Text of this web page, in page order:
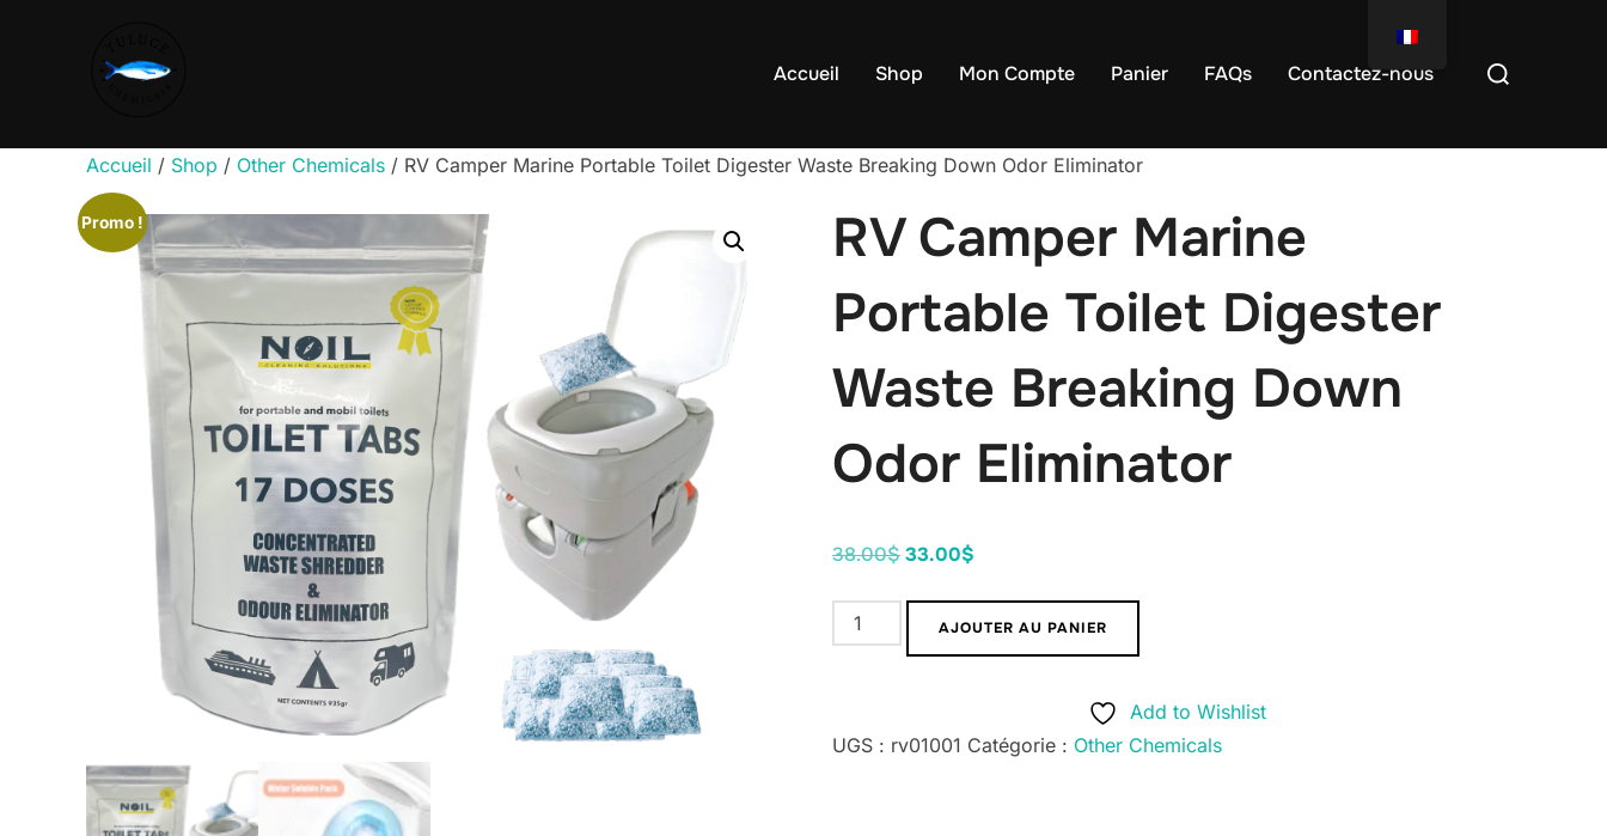
Accueil Shop Mon Compte Panier FAQs Contactez-nous
Accueil / Shop / Other Chemicals / RV Camper Marine Portable Toilet Digester Waste Breaking Down Odor Eliminator
Promo !
RV Camper Marine
Portable Toilet Digester
Waste Breaking Down
Odor Eliminator
38.00$33.00$
AJOUTER AU PANIER
Add to Wishlist
UGS : rv01001 Catégorie : Other Chemicals